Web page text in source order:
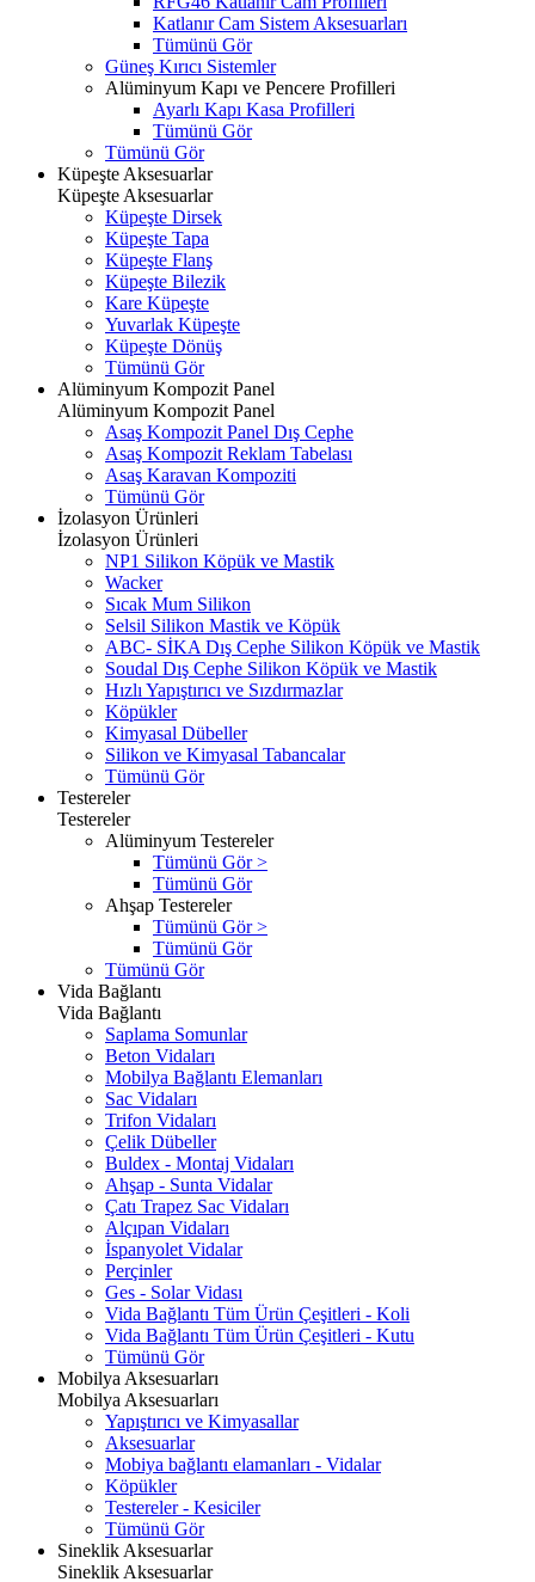
Katlanır Cam Sistem Aksesuarları
Tümünü Gör
Güneş Kırıcı Sistemler
Alüminyum Kapı ve Pencere Profilleri
Ayarlı Kapı Kasa Profilleri
Tümünü Gör
Tümünü Gör
Küpeşte Aksesuarlar
Küpeşte Aksesuarlar
Küpeşte Dirsek
Küpeşte Tapa
Küpeşte Flanş
Küpeşte Bilezik
Kare Küpeşte
Yuvarlak Küpeşte
Küpeşte Dönüş
Tümünü Gör
Alüminyum Kompozit Panel
Alüminyum Kompozit Panel
Asaş Kompozit Panel Dış Cephe
Asaş Kompozit Reklam Tabelası
Asaş Karavan Kompoziti
Tümünü Gör
İzolasyon Ürünleri
İzolasyon Ürünleri
NP1 Silikon Köpük ve Mastik
Wacker
Sıcak Mum Silikon
Selsil Silikon Mastik ve Köpük
ABC- SİKA Dış Cephe Silikon Köpük ve Mastik
Soudal Dış Cephe Silikon Köpük ve Mastik
Hızlı Yapıştırıcı ve Sızdırmazlar
Köpükler
Kimyasal Dübeller
Silikon ve Kimyasal Tabancalar
Tümünü Gör
Testereler
Testereler
Alüminyum Testereler
Tümünü Gör >
Tümünü Gör
Ahşap Testereler
Tümünü Gör >
Tümünü Gör
Tümünü Gör
Vida Bağlantı
Vida Bağlantı
Saplama Somunlar
Beton Vidaları
Mobilya Bağlantı Elemanları
Sac Vidaları
Trifon Vidaları
Çelik Dübeller
Buldex - Montaj Vidaları
Ahşap - Sunta Vidalar
Çatı Trapez Sac Vidaları
Alçıpan Vidaları
İspanyolet Vidalar
Perçinler
Ges - Solar Vidası
Vida Bağlantı Tüm Ürün Çeşitleri - Koli
Vida Bağlantı Tüm Ürün Çeşitleri - Kutu
Tümünü Gör
Mobilya Aksesuarları
Mobilya Aksesuarları
Yapıştırıcı ve Kimyasallar
Aksesuarlar
Mobiya bağlantı elamanları - Vidalar
Köpükler
Testereler - Kesiciler
Tümünü Gör
Sineklik Aksesuarlar
Sineklik Aksesuarlar